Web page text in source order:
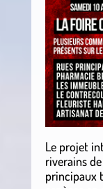
Le projet
riverains
principaux